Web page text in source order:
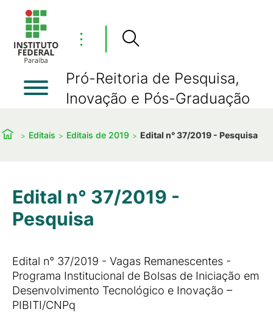
⋮
Pró-Reitoria de Pesquisa,
Inovação e Pós-Graduação
Editais Editais de 2019 Edital n° 37/2019 - Pesquisa
Edital n° 37/2019 -
Pesquisa
Edital n° 37/2019 - Vagas Remanescentes -
Programa Institucional de Bolsas de Iniciação em
Desenvolvimento Tecnológico e Inovação –
PIBITI/CNPq